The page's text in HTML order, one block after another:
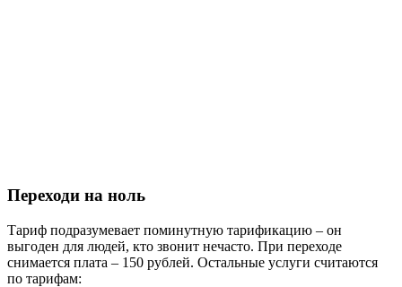
Переходи на ноль
Тариф подразумевает поминутную тарификацию – он
выгоден для людей, кто звонит нечасто. При переходе
снимается плата – 150 рублей. Остальные услуги считаются
по тарифам: